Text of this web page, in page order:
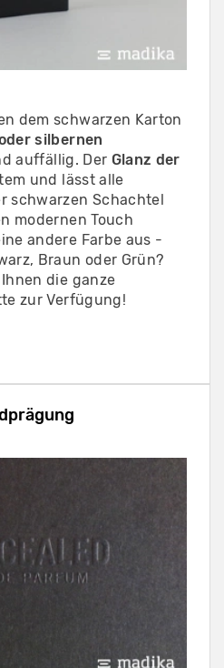
dem schwarzen Karton
silbernen
auffällig. Der Glanz der
und lässt alle
schwarzen Schachtel
modernen Touch
andere Farbe aus -
Braun oder Grün?
die ganze
zur Verfügung!